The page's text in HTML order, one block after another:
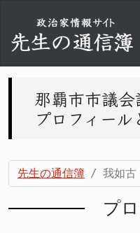
那覇市市議
プロフィー
先生の通信簿 我如
プ